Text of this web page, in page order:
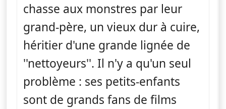
chasse aux monstres par leur
grand-père, un vieux dur à cuire,
héritier d'une grande lignée de
''nettoyeurs''. Il n'y a qu'un seul
problème : ses petits-enfants
sont de grands fans de films